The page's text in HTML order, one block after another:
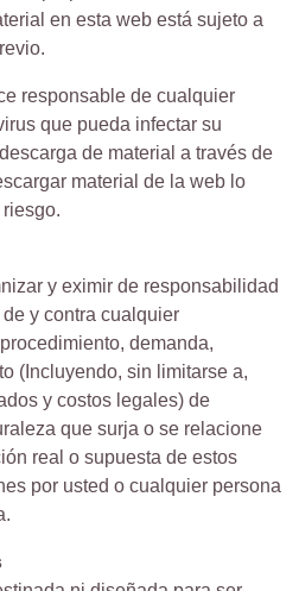
en esta web está sujeto a
responsable de cualquier
que pueda infectar su
de material a través de
material de la web lo
y eximir de responsabilidad
y contra cualquier
demanda,
(Incluyendo, sin limitarse a,
y costos legales) de
que surja o se relacione
real o supuesta de estos
por usted o cualquier persona